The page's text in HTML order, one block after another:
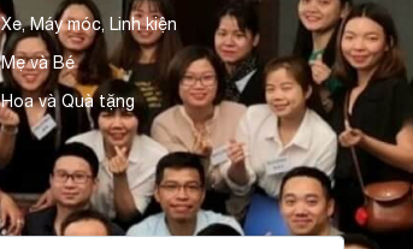
Xe, Máy móc, Linh kiện
Mẹ và Bé
Hoa và Quà tặng